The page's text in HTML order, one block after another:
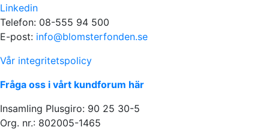
Linkedin
Telefon: 08-555 94 500
E-post: info@blomsterfonden.se
Vår integritetspolicy
Fråga oss i vårt kundforum här
Insamling Plusgiro: 90 25 30-5
Org. nr.: 802005-1465